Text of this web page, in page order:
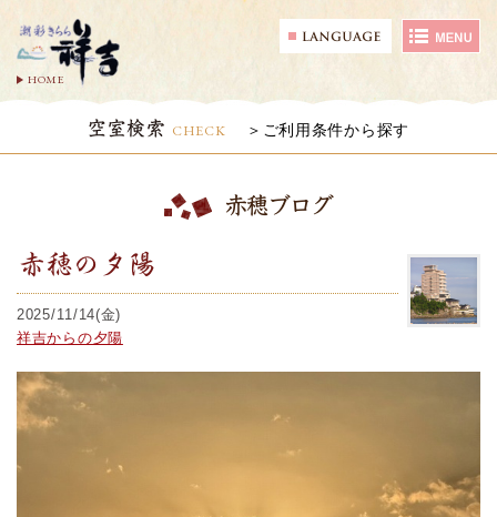
HOME
空室検索 CHECK ご利用条件から探す
赤穂ブログ
赤穂の夕陽
2025/11/14(金)
祥吉からの夕陽